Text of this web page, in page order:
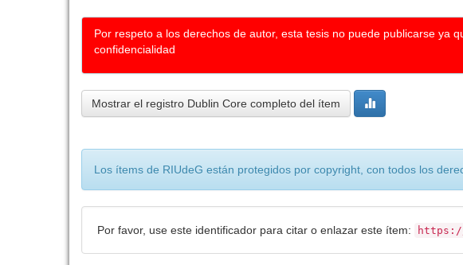
Por respeto a los derechos de autor, esta tesis no puede publicarse ya
confidencialidad
Mostrar el registro Dublin Core completo del ítem
Los ítems de RIUdeG están protegidos por copyright, con todos los
Por favor, use este identificador para citar o enlazar este ítem: